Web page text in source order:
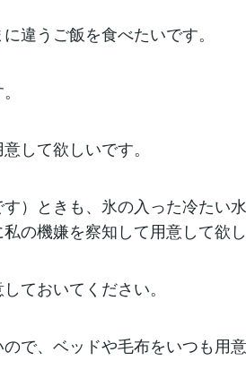
違うご飯を食べたいです。
して欲しいです。
）ときも、氷の入った冷たい
の機嫌を察知して用意して欲し
ておいてください。
で、ベッドや毛布をいつも用